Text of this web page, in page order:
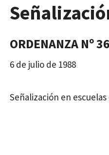
ORDENANZA Nº
6 de julio de 1988
Señalización en